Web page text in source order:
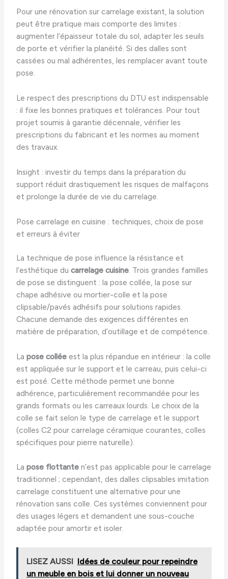
Pour une rénovation sur carrelage existant, la solution
peut être pratique mais comporte des limites :
augmenter l’épaisseur totale du sol, adapter les seuils
de porte et vérifier la planéité. Si des dalles sont
cassées ou mal adhérentes, les remplacer avant toute
pose.
Le respect des prescriptions du DTU est indispensable
: il fixe les bonnes pratiques et tolérances. Pour tout
projet soumis à garantie décennale, vérifier les
prescriptions du fabricant et les normes au moment
des travaux.
Insight : investir du temps dans la préparation du
support réduit drastiquement les risques de malfaçons
et prolonge la durée de vie du carrelage.
Pose carrelage en cuisine : techniques, choix de pose
et erreurs à éviter
La technique de pose influence la résistance et
l’esthétique ducarrelage cuisine. Trois grandes familles
de pose se distinguent : la pose collée, la pose sur
chape adhésive ou mortier-colle et la pose
clipsable/pavés adhésifs pour solutions rapides.
Chacune demande des exigences différentes en
matière de préparation, d’outillage et de compétence.
Lapose collée est la plus répandue en intérieur : la colle
est appliquée sur le support et le carreau, puis celui-ci
est posé. Cette méthode permet une bonne
adhérence, particulièrement recommandée pour les
grands formats ou les carreaux lourds. Le choix de la
colle se fait selon le type de carrelage et le support
(colles C2 pour carrelage céramique courantes, colles
spécifiques pour pierre naturelle).
Lapose flottante n’est pas applicable pour le carrelage
traditionnel ; cependant, des dalles clipsables imitation
carrelage constituent une alternative pour une
rénovation sans colle. Ces systèmes conviennent pour
des usages légers et demandent une sous-couche
adaptée pour amortir et isoler.
LISEZ AUSSI Idées de couleur pour repeindre
un meuble en bois et lui donner un nouveau